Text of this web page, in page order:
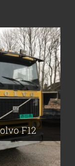
F12
F88
Scania